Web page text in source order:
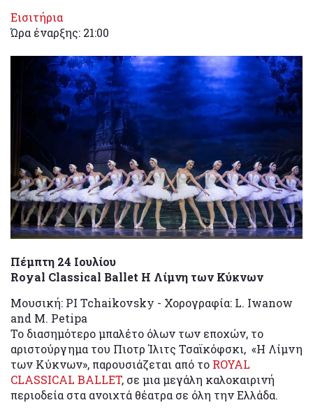
Εισιτήρια
Ώρα έναρξης: 21:00
Πέμπτη 24 Ιουλίου
Royal Classical Ballet Η Λίμνη των Κύκνων
Μουσική: PI Tchaikovsky - Χορογραφία: L. Iwanow
and M. Petipa
Το διασημότερο μπαλέτο όλων των εποχών, το
αριστούργημα του Πιοτρ Ίλιτς Τσαϊκόφσκι, «Η Λίμνη
των Κύκνων», παρουσιάζεται από το ROYAL
CLASSICAL BALLET, σε μια μεγάλη καλοκαιρινή
περιοδεία στα ανοιχτά θέατρα σε όλη την Ελλάδα.